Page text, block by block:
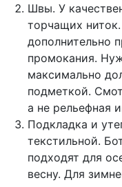
Швы. У
торчащих
дополнительно
промокания.
максимально
подметкой.
а не рельефная
Подкладка и
текстильной.
подходят для
весну. Для